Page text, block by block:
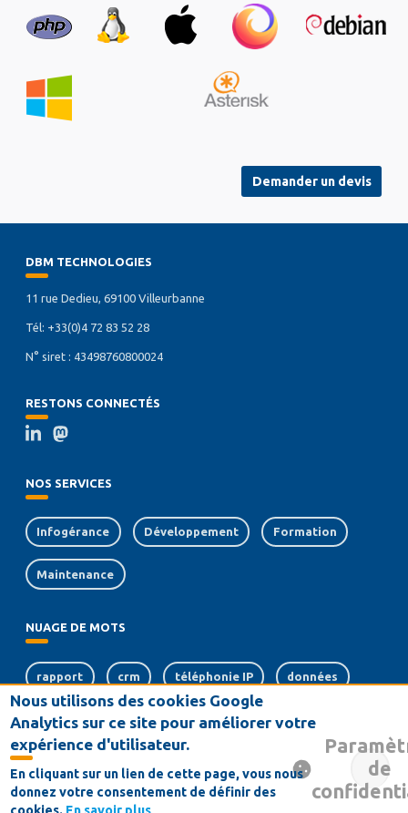
Demander un devis
DBM TECHNOLOGIES
11 rue Dedieu, 69100 Villeurbanne
Tél: +33(0)4 72 83 52 28
N° siret : 43498760800024
RESTONS CONNECTÉS
NOS SERVICES
Infogérance Développement Formation
Maintenance
NUAGE DE MOTS
rapport crm téléphonie IP données
serveurs dématérialisation logiciel
Conditions générales de vente
de
Nous utilisons des cookies Google
Analytics sur ce site pour améliorer votre
expérience d'utilisateur.
En cliquant sur un lien de cette page, vous nous
donnez votre consentement de définir des